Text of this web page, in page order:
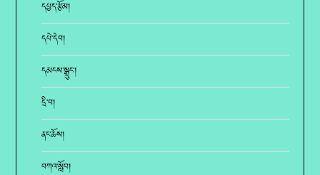
དཔྱད་རྩོམ།
དཔེ་དེབ།
དམངས་སྒྲུང་།
དྲི་བ།
ནང་ཆོས།
བཀའ་སློབ།